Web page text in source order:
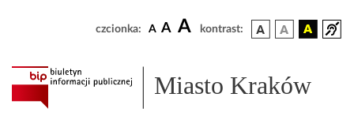
czcionka: A A A kontrast:
Miasto Kraków